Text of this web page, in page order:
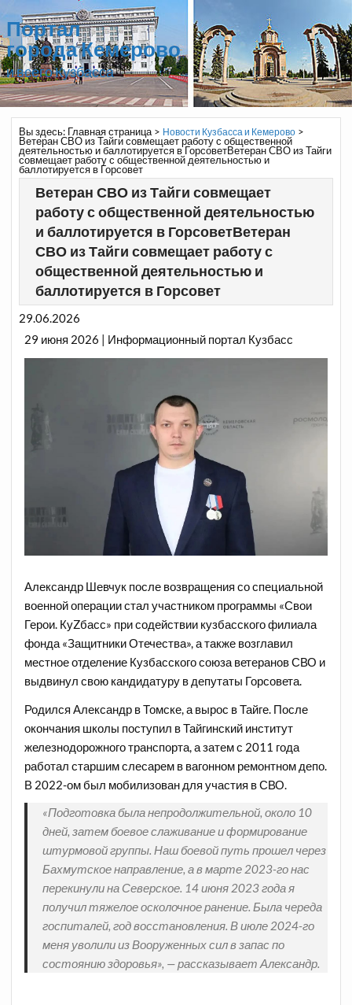
Портал
города Кемерово
и всего Кузбасса
Вы здесь: Главная страница> Новости Кузбасса и Кемерово>
Ветеран СВО из Тайги совмещает работу с общественной
деятельностью и баллотируется в ГорсоветВетеран СВО из Тайги
совмещает работу с общественной деятельностью и
баллотируется в Горсовет
Ветеран СВО из Тайги совмещает
работу с общественной деятельностью
и баллотируется в ГорсоветВетеран
СВО из Тайги совмещает работу с
общественной деятельностью и
баллотируется в Горсовет
29.06.2026
29 июня 2026 | Информационный портал Кузбасс
Александр Шевчук после возвращения со специальной
военной операции стал участником программы «Свои
Герои. КуZбасс» при содействии кузбасского филиала
фонда «Защитники Отечества», а также возглавил
местное отделение Кузбасского союза ветеранов СВО и
выдвинул свою кандидатуру в депутаты Горсовета.
Родился Александр в Томске, а вырос в Тайге. После
окончания школы поступил в Тайгинский институт
железнодорожного транспорта, а затем с 2011 года
работал старшим слесарем в вагонном ремонтном депо.
В 2022-ом был мобилизован для участия в СВО.
«Подготовка была непродолжительной, около 10
дней, затем боевое слаживание и формирование
штурмовой группы. Наш боевой путь прошел через
Бахмутское направление, а в марте 2023-го нас
перекинули на Северское. 14 июня 2023 года я
получил тяжелое осколочное ранение. Была череда
госпиталей, год восстановления. В июле 2024-го
меня уволили из Вооруженных сил в запас по
состоянию здоровья», — рассказывает Александр.